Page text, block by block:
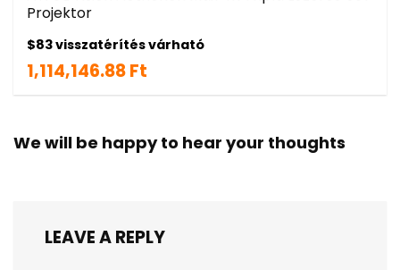
Projektor
$83 visszatérítés várható
1,114,146.88 Ft
We will be happy to hear your thoughts
LEAVE A REPLY